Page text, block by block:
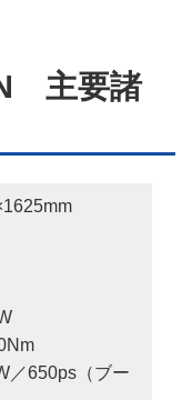
主要諸
／650ps（ブー